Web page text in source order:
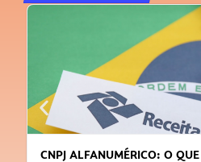
CNPJ ALFANUMÉRICO: O